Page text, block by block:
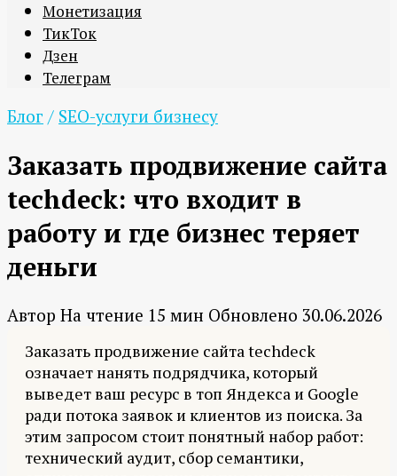
Монетизация
ТикТок
Дзен
Телеграм
Блог / SEO-услуги бизнесу
Заказать продвижение сайта
techdeck: что входит в
работу и где бизнес теряет
деньги
Автор На чтение 15 мин Обновлено 30.06.2026
Заказать продвижение сайта techdeck
означает нанять подрядчика, который
выведет ваш ресурс в топ Яндекса и Google
ради потока заявок и клиентов из поиска. За
этим запросом стоит понятный набор работ:
технический аудит, сбор семантики,